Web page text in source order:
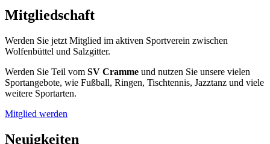
Mitgliedschaft
Werden Sie jetzt Mitglied im aktiven Sportverein zwischen
Wolfenbüttel und Salzgitter.
Werden Sie Teil vom SV Cramme und nutzen Sie unsere vielen
Sportangebote, wie Fußball, Ringen, Tischtennis, Jazztanz und viele
weitere Sportarten.
Mitglied werden
Neuigkeiten